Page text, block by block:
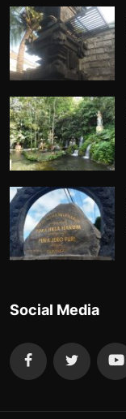
Social Media